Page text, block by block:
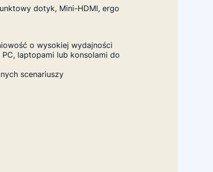
dotyk, Mini-HDMI, ergo
o wysokiej wydajności
laptopami lub konsolami do
scenariuszy